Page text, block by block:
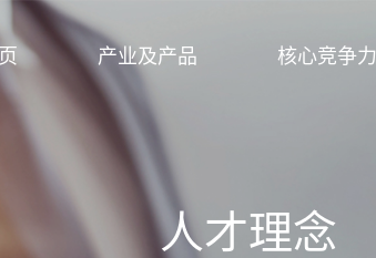
产业及产品 核心竞争力
人才理念